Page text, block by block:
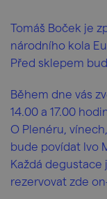
Tomáš Boček je
národního kola
Před sklepem
Během dne vás
14.00 a 17.00
O Plenéru,
bude povídat Ivo
Každá degustace
rezervovat zde